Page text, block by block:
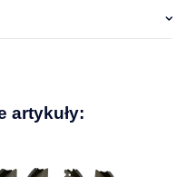
artykuły: